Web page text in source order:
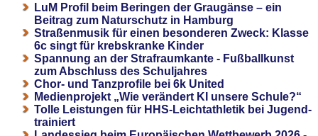
LuM Profil beim Beringen der Graugänse – ein
Beitrag zum Naturschutz in Hamburg
Straßenmusik für einen besonderen Zweck: Klasse
6c singt für krebskranke Kinder
Spannung an der Strafraumkante - Fußballkunst
zum Abschluss des Schuljahres
Chor- und Tanzprofile bei 6k United
Medienprojekt „Wie verändert KI unsere Schule?“
Tolle Leistungen für HHS-Leichtathletik bei Jugend-
trainiert